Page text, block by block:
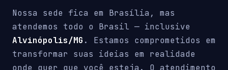
Nossa sede fica em Brasília, mas
atendemos todo o Brasil — inclusive
Alvinópolis/MG . Estamos comprometidos em
transformar suas ideias em realidade
onde quer que você esteja. O atendimento